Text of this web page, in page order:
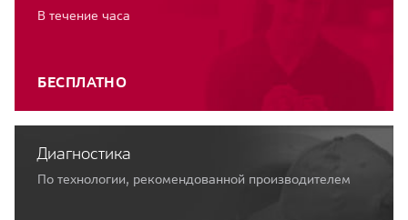
В течение часа
БЕСПЛАТНО
Диагностика
По технологии, рекомендованной производителем